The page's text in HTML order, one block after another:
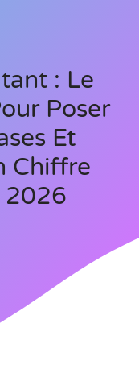
: Le
Poser
Et
Chiffre
2026